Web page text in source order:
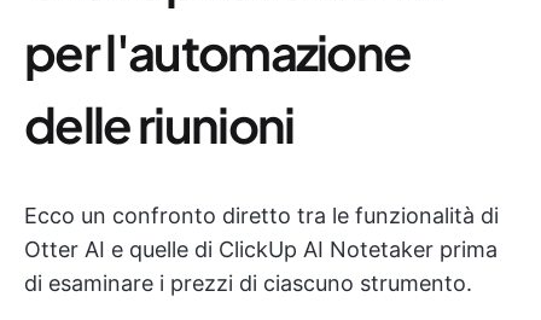
per l'automazione
delle riunioni
Ecco un confronto diretto tra le funzionalità di
Otter AI e quelle di ClickUp AI Notetaker prima
di esaminare i prezzi di ciascuno strumento.